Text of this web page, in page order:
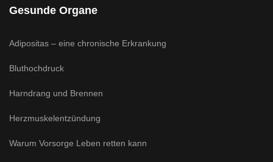
Gesunde Organe
Adipositas – eine chronische Erkrankung
Bluthochdruck
Harndrang und Brennen
Herzmuskelentzündung
Warum Vorsorge Leben retten kann